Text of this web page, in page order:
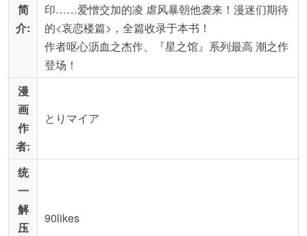
简
介:
印……爱憎交加的凌 虐风暴朝他袭来！漫迷们期待
的<哀恋楼篇>，全篇收录于本书！
作者呕心沥血之杰作、『星之馆』系列最高 潮之作
登场！
漫
画
作
者:
とりマイア
统
一
解
压
90likes